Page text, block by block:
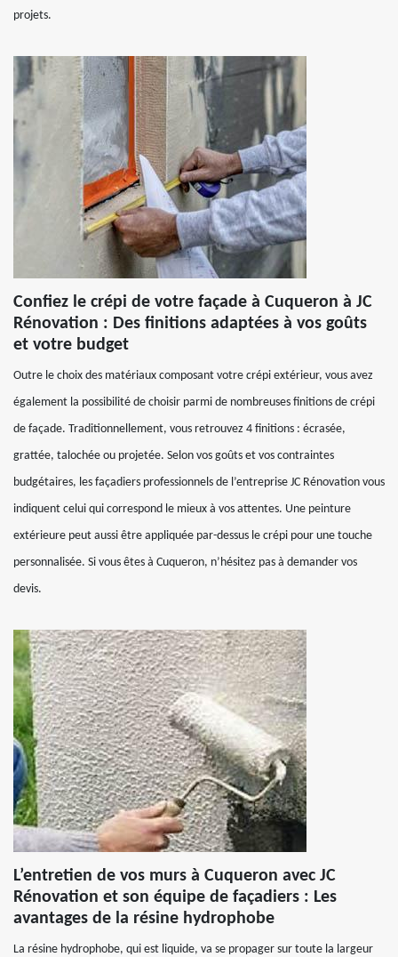
projets.
Confiez le crépi de votre façade à Cuqueron à JC
Rénovation : Des finitions adaptées à vos goûts
et votre budget
Outre le choix des matériaux composant votre crépi extérieur, vous avez
également la possibilité de choisir parmi de nombreuses finitions de crépi
de façade. Traditionnellement, vous retrouvez 4 finitions : écrasée,
grattée, talochée ou projetée. Selon vos goûts et vos contraintes
budgétaires, les façadiers professionnels de l’entreprise JC Rénovation vous
indiquent celui qui correspond le mieux à vos attentes. Une peinture
extérieure peut aussi être appliquée par-dessus le crépi pour une touche
personnalisée. Si vous êtes à Cuqueron, n’hésitez pas à demander vos
devis.
L’entretien de vos murs à Cuqueron avec JC
Rénovation et son équipe de façadiers : Les
avantages de la résine hydrophobe
La résine hydrophobe, qui est liquide, va se propager sur toute la largeur